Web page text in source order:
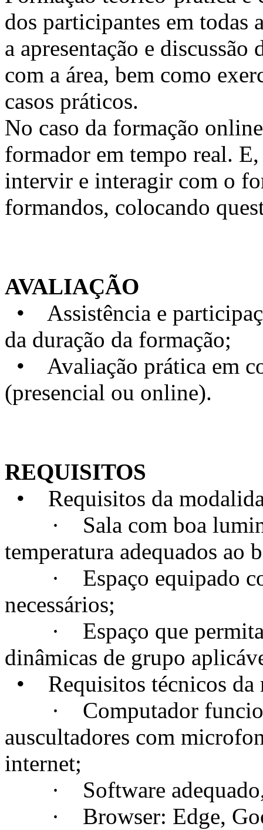
dos participantes em todas
a apresentação e
com a área, bem como
casos práticos.
No caso da formação
formador em tempo real.
intervir e interagir com o
formandos, colocando
AVALIAÇÃO
• Assistência e
da duração da formação;
• Avaliação prática em
(presencial ou online).
REQUISITOS
• Requisitos da
· Sala com boa
temperatura adequados ao
· Espaço equipado
necessários;
· Espaço que permita
dinâmicas de grupo
• Requisitos técnicos da
· Computador
auscultadores com
internet;
· Software adequado,
· Browser: Edge,